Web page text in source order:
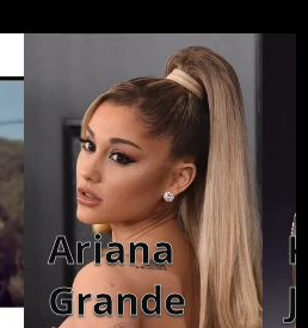
Ariana
Grande